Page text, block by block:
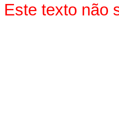
Este texto não